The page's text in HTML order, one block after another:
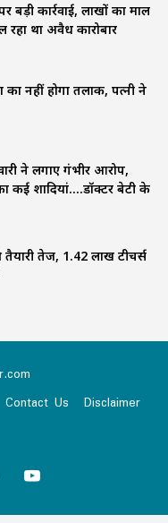
बड़ी कार्रवाई, लाखों का माल
था अवैध कारोबार
नहीं होगा तलाक, पत्नी ने
ने लगाए गंभीर आरोप,
कई शादियां….डॉक्टर बेटी के
तेज, 1.42 लाख टीचर्स
Contact Us
Disclaimer
YouTube